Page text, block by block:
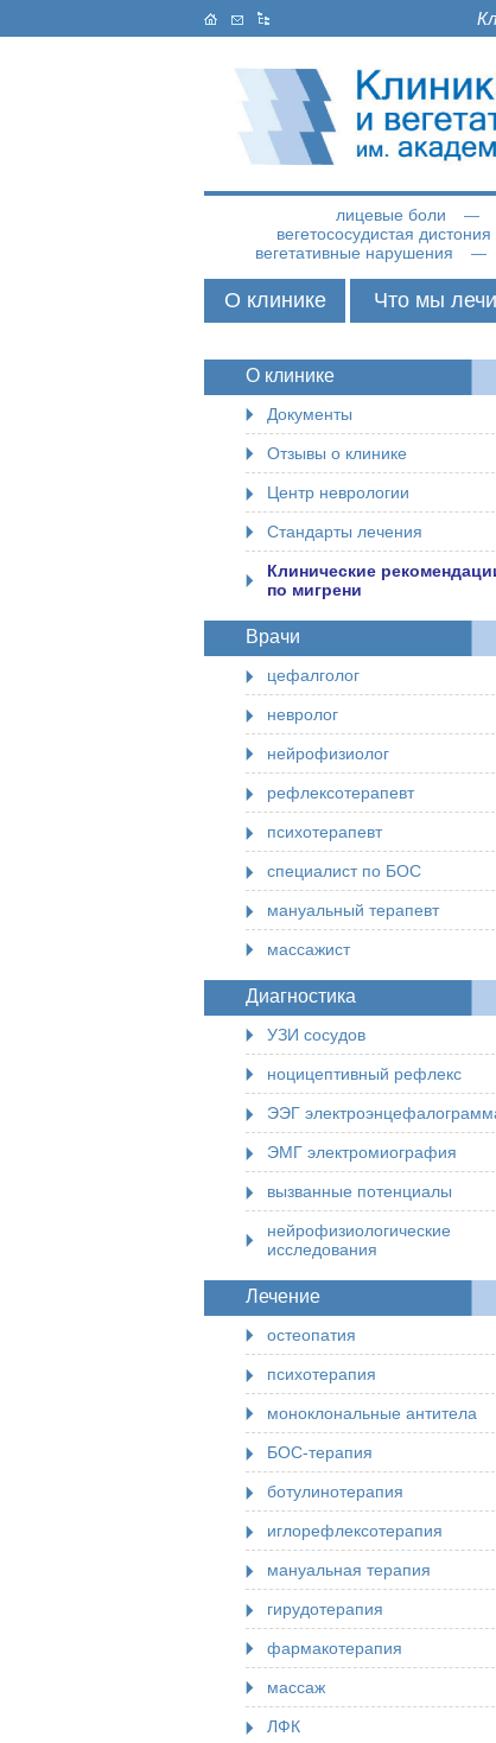
О клинике Что мы
лицевые боли
вегетососудистая дистония
вегетативные нарушения
О клинике
Документы
Отзывы о клинике
Центр неврологии
Стандарты лечения
Клинические
по мигрени
Врачи
цефалголог
невролог
нейрофизиолог
рефлексотерапевт
психотерапевт
специалист по БОС
мануальный терапевт
массажист
Диагностика
УЗИ сосудов
ноцицептивный рефлекс
ЭЭГ
ЭМГ электромиография
вызванные потенциалы
нейрофизиологические
исследования
Лечение
остеопатия
психотерапия
моноклональные антитела
БОС-терапия
ботулинотерапия
иглорефлексотерапия
мануальная терапия
гирудотерапия
фармакотерапия
массаж
ЛФК